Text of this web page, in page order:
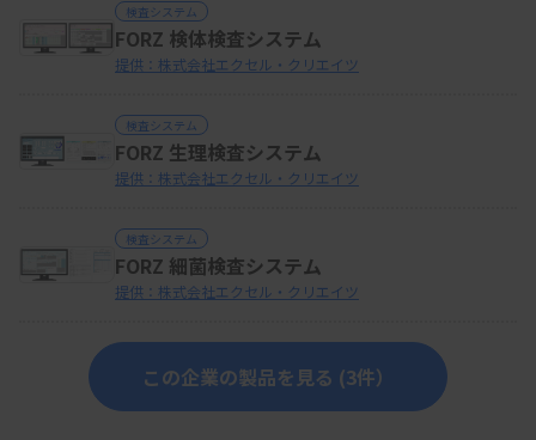
検査システム
FORZ 検体検査システム
提供：株式会社エクセル・クリエイツ
検査システム
FORZ 生理検査システム
提供：株式会社エクセル・クリエイツ
検査システム
FORZ 細菌検査システム
提供：株式会社エクセル・クリエイツ
この企業の製品を見る (3件）